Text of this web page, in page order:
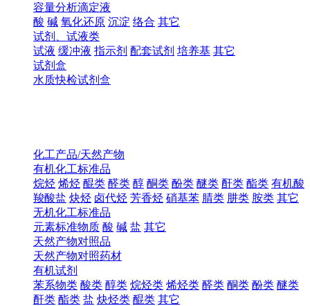
容量分析滴定液
酸 碱 氧化还原 沉淀 络合 其它
试剂、试液类
试液 缓冲液 指示剂 配套试剂 培养基 其它
试剂盒
水质快检试剂盒
化工产品/天然产物
有机化工标准品
烷烃 烯烃 醌类 醛类 醇 酮类 酚类 醚类 酐类 酯类 有机酸
羧酸盐 炔烃 卤代烃 芳香烃 硝基苯 腈类 肼类 胺类 其它
无机化工标准品
元素标准物质 酸 碱 盐 其它
天然产物对照品
天然产物对照药材
有机试剂
苯系物类 酸类 醇类 烷烃类 烯烃类 醛类 酮类 酚类 醚类
酐类 酯类 盐 炔烃类 醌类 其它